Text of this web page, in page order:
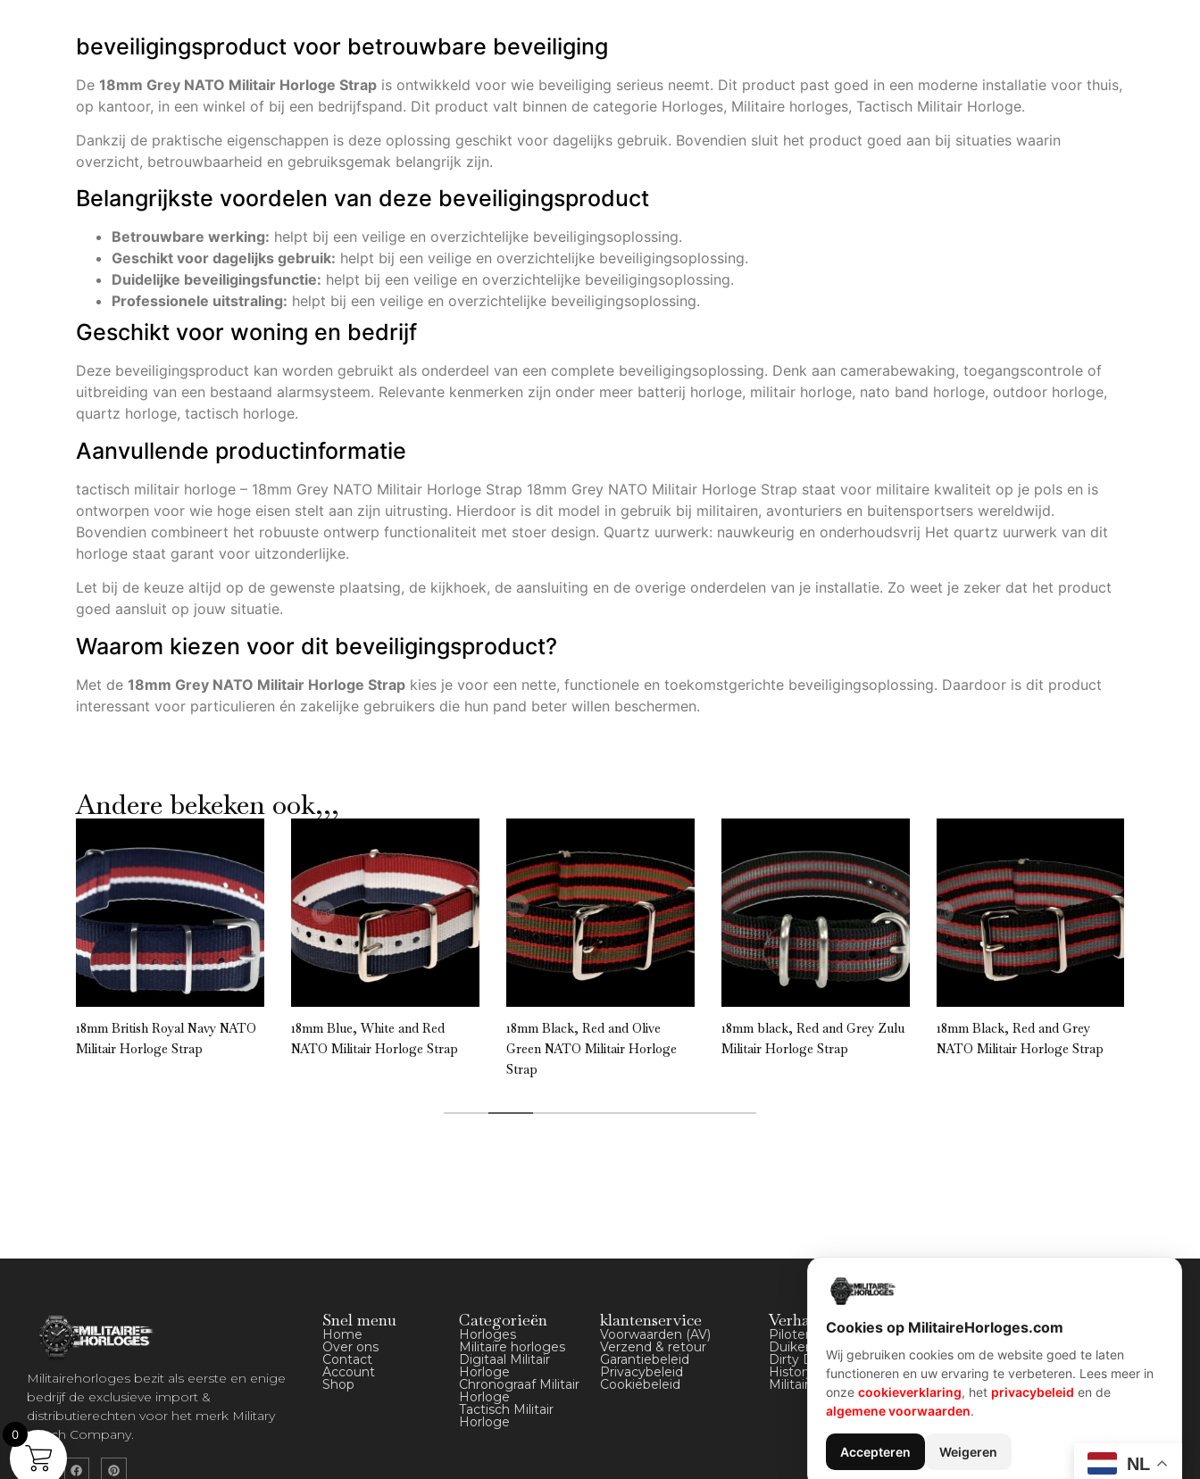
beveiligingsproduct voor betrouwbare beveiliging
De18mm Grey NATO Militair Horloge Strap is ontwikkeld voor wie beveiliging serieus neemt. Dit product past goed in een moderne installatie voor thuis,
op kantoor, in een winkel of bij een bedrijfspand. Dit product valt binnen de categorie Horloges, Militaire horloges, Tactisch Militair Horloge.
Dankzij de praktische eigenschappen is deze oplossing geschikt voor dagelijks gebruik. Bovendien sluit het product goed aan bij situaties waarin
overzicht, betrouwbaarheid en gebruiksgemak belangrijk zijn.
Belangrijkste voordelen van deze beveiligingsproduct
Betrouwbare werking: helpt bij een veilige en overzichtelijke beveiligingsoplossing.
Geschikt voor dagelijks gebruik: helpt bij een veilige en overzichtelijke beveiligingsoplossing.
Duidelijke beveiligingsfunctie: helpt bij een veilige en overzichtelijke beveiligingsoplossing.
Professionele uitstraling: helpt bij een veilige en overzichtelijke beveiligingsoplossing.
Geschikt voor woning en bedrijf
Deze beveiligingsproduct kan worden gebruikt als onderdeel van een complete beveiligingsoplossing. Denk aan camerabewaking, toegangscontrole of
uitbreiding van een bestaand alarmsysteem. Relevante kenmerken zijn onder meer batterij horloge, militair horloge, nato band horloge, outdoor horloge,
quartz horloge, tactisch horloge.
Aanvullende productinformatie
tactisch militair horloge – 18mm Grey NATO Militair Horloge Strap 18mm Grey NATO Militair Horloge Strap staat voor militaire kwaliteit op je pols en is
ontworpen voor wie hoge eisen stelt aan zijn uitrusting. Hierdoor is dit model in gebruik bij militairen, avonturiers en buitensportsers wereldwijd.
Bovendien combineert het robuuste ontwerp functionaliteit met stoer design. Quartz uurwerk: nauwkeurig en onderhoudsvrij Het quartz uurwerk van dit
horloge staat garant voor uitzonderlijke.
Let bij de keuze altijd op de gewenste plaatsing, de kijkhoek, de aansluiting en de overige onderdelen van je installatie. Zo weet je zeker dat het product
goed aansluit op jouw situatie.
Waarom kiezen voor dit beveiligingsproduct?
Met de18mm Grey NATO Militair Horloge Strap kies je voor een nette, functionele en toekomstgerichte beveiligingsoplossing. Daardoor is dit product
interessant voor particulieren én zakelijke gebruikers die hun pand beter willen beschermen.
Andere bekeken ook,,,
18mm British Royal Navy NATO
Militair Horloge Strap
18mm Blue, White and Red
NATO Militair Horloge Strap
18mm Black, Red and Olive
Green NATO Militair Horloge
Strap
18mm black, Red and Grey Zulu
Militair Horloge Strap
18mm Black, Red and Grey
NATO Militair Horloge Strap
Militairehorloges bezit als eerste en enige
bedrijf de exclusieve import &
distributierechten voor het merk Military
Watch Company.
Snel menu
Home
Over ons
Contact
Account
Shop
Categorieën
Horloges
Militaire horloges
Digitaal Militair
Horloge
Chronograaf Militair
Horloge
Tactisch Militair
Horloge
klantenservice
Voorwaarden (AV)
Verzend & retour
Garantiebeleid
Privacybeleid
Cookiebeleid
Verhalen
Piloten horloges
Duikers horloges
Dirty Dozen
History van WOII
Militairre horloges
Contact Info
Wijnstraat 75 3311 BT Dordrecht
Nederland
Kvk: 74829491
Info@militairehorloges.com
Cookies op MilitaireHorloges.com
Wij gebruiken cookies om de website goed te laten
functioneren en uw ervaring te verbeteren. Lees meer in
onze cookieverklaring, het privacybeleid en de
algemene voorwaarden.
Accepteren Weigeren
NL
0